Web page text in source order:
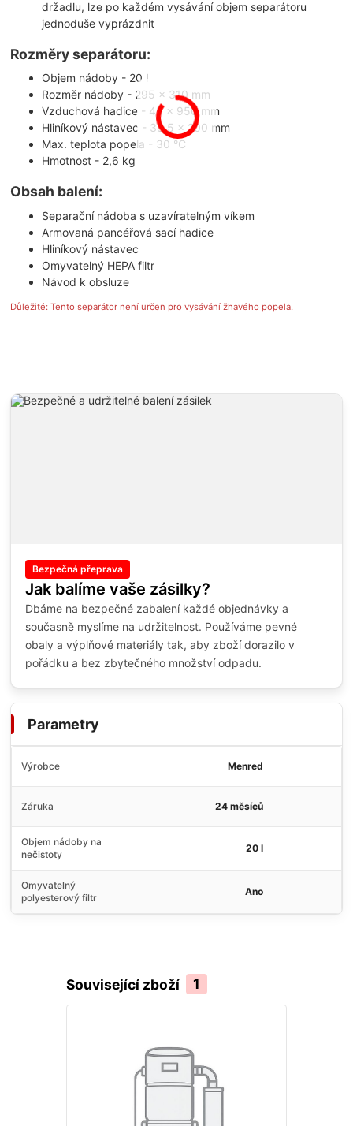
držadlu, lze po každém vysávání objem separátoru
jednoduše vyprázdnit
Rozměry separátoru:
Objem nádoby - 20 l
Rozměr nádoby - 295 x 310 mm
Vzduchová hadice - 45 x 950 mm
Hliníkový nástavec - 38,5 x 200 mm
Max. teplota popela - 30 °C
Hmotnost - 2,6 kg
Obsah balení:
Separační nádoba s uzavíratelným víkem
Armovaná pancéřová sací hadice
Hliníkový nástavec
Omyvatelný HEPA filtr
Návod k obsluze
Důležité: Tento separátor není určen pro vysávání žhavého popela.
Bezpečná přeprava
Jak balíme vaše zásilky?
Dbáme na bezpečné zabalení každé objednávky a
současně myslíme na udržitelnost. Používáme pevné
obaly a výplňové materiály tak, aby zboží dorazilo v
pořádku a bez zbytečného množství odpadu.
Parametry
Výrobce Menred
Záruka 24 měsíců
Objem nádoby na
nečistoty
20 l
Omyvatelný
polyesterový filtr
Ano
Související zboží 1